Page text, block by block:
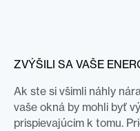
ZVÝŠILI SA VAŠE
Ak ste si všimli náhly
vaše okná by mohli byť
prispievajúcim k tomu.